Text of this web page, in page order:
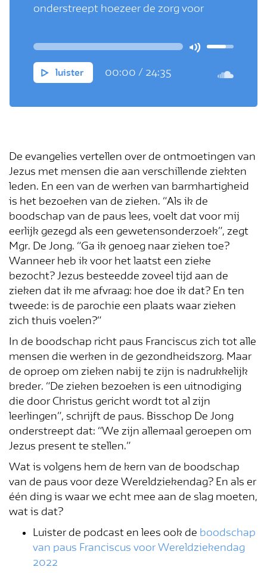
onderstreept hoezeer de zorg voor
luister 00:00 / 24:35
De evangelies vertellen over de ontmoetingen van
Jezus met mensen die aan verschillende ziekten
leden. En een van de werken van barmhartigheid
is het bezoeken van de zieken. “Als ik de
boodschap van de paus lees, voelt dat voor mij
eerlijk gezegd als een gewetensonderzoek”, zegt
Mgr. De Jong. “Ga ik genoeg naar zieken toe?
Wanneer heb ik voor het laatst een zieke
bezocht? Jezus besteedde zoveel tijd aan de
zieken dat ik me afvraag: hoe doe ik dat? En ten
tweede: is de parochie een plaats waar zieken
zich thuis voelen?”
In de boodschap richt paus Franciscus zich tot alle
mensen die werken in de gezondheidszorg. Maar
de oproep om zieken nabij te zijn is nadrukkelijk
breder. “De zieken bezoeken is een uitnodiging
die door Christus gericht wordt tot al zijn
leerlingen”, schrijft de paus. Bisschop De Jong
onderstreept dat: “We zijn allemaal geroepen om
Jezus present te stellen.”
Wat is volgens hem de kern van de boodschap
van de paus voor deze Wereldziekendag? En als er
één ding is waar we echt mee aan de slag moeten,
wat is dat?
Luister de podcast en lees ook de boodschap
van paus Franciscus voor Wereldziekendag
2022
Blijf op de
hoogte!
Schrijf je in voor de nieuwsbrief en
mis niets